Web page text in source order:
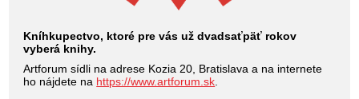
Kníhkupectvo, ktoré pre vás už dvadsaťpäť rokov
vyberá knihy.
Artforum sídli na adrese Kozia 20, Bratislava a na internete
ho nájdete na https://www.artforum.sk